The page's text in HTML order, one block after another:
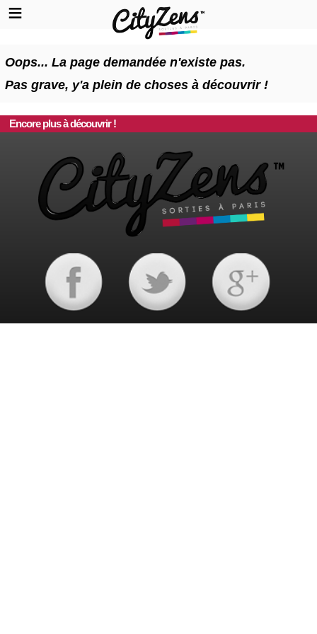
Oops... La page demandée n'existe pas.
Pas grave, y'a plein de choses à découvrir !
Encore plus à découvrir !